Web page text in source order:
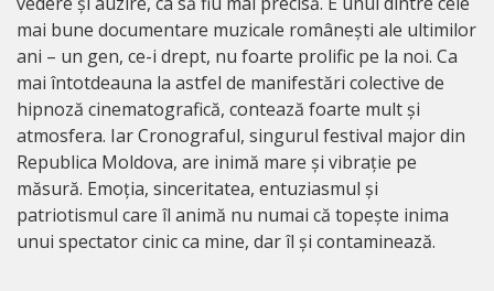
mai bune documentare muzicale românești ale ultimilor
ani – un gen, ce-i drept, nu foarte prolific pe la noi. Ca
mai întotdeauna la astfel de manifestări colective de
hipnoză cinematografică, contează foarte mult și
atmosfera. Iar Cronograful, singurul festival major din
Republica Moldova, are inimă mare și vibrație pe
măsură. Emoția, sinceritatea, entuziasmul și
patriotismul care îl animă nu numai că topește inima
unui spectator cinic ca mine, dar îl și contaminează.